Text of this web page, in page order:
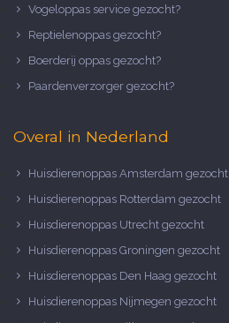
Vogeloppas service gezocht?
Reptielenoppas gezocht?
Boerderij oppas gezocht?
Paardenverzorger gezocht?
Overal in Nederland
Huisdierenoppas Amsterdam gezocht
Huisdierenoppas Rotterdam gezocht
Huisdierenoppas Utrecht gezocht
Huisdierenoppas Groningen gezocht
Huisdierenoppas Den Haag gezocht
Huisdierenoppas Nijmegen gezocht